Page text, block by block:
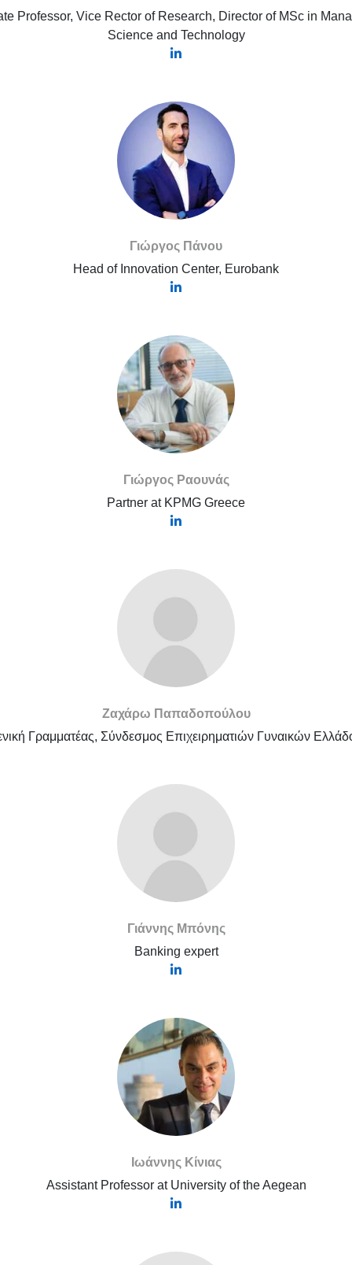
Professor, Vice Rector of Research, Director of MSc in
Science and Technology
Γιώργος Πάνου
Head of Innovation Center, Eurobank
Γιώργος Ραουνάς
Partner at KPMG Greece
Ζαχάρω Παπαδοπούλου
Γραμματέας, Σύνδεσμος Επιχειρηματιών Γυναικών
Γιάννης Μπόνης
Banking expert
Ιωάννης Κίνιας
Assistant Professor at University of the Aegean